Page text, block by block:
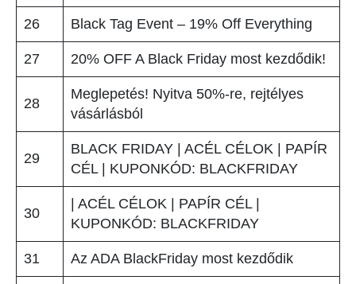
26 Black Tag Event – 19% Off Everything
27 20% OFF A Black Friday most kezdődik!
28
Meglepetés! Nyitva 50%-re, rejtélyes
vásárlásból
29
BLACK FRIDAY | ACÉL CÉLOK | PAPÍR
CÉL | KUPONKÓD: BLACKFRIDAY
30
| ACÉL CÉLOK | PAPÍR CÉL |
KUPONKÓD: BLACKFRIDAY
31 Az ADA BlackFriday most kezdődik